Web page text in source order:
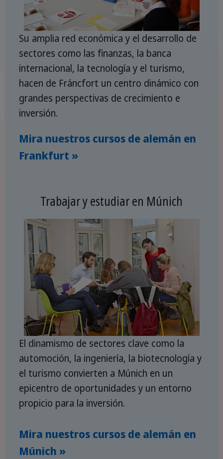
Su amplia red económica y el desarrollo de
sectores como las finanzas, la banca
internacional, la tecnología y el turismo,
hacen de Fráncfort un centro dinámico con
grandes perspectivas de crecimiento e
inversión.
Mira nuestros cursos de alemán en
Frankfurt »
Trabajar y estudiar en Múnich
El dinamismo de sectores clave como la
automoción, la ingeniería, la biotecnología y
el turismo convierten a Múnich en un
epicentro de oportunidades y un entorno
propicio para la inversión.
Mira nuestros cursos de alemán en
Múnich »